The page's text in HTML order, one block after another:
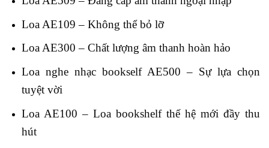
Loa AE109 – Không thể bỏ lỡ
Loa AE300 – Chất lượng âm thanh hoàn hảo
Loa nghe nhạc bookself AE500 – Sự lựa chọn
tuyệt vời
Loa AE100 – Loa bookshelf thế hệ mới đầy thu
hút